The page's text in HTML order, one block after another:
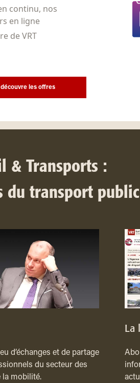
continu, nos
en ligne
de VRT
découvre les offres
& Transports :
du transport public
d’échanges et de partage
du secteur des
la mobilité.
La